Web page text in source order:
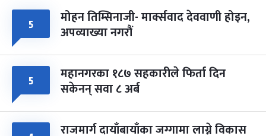
५ मोहन तिम्सिनाजी- मार्क्सवाद देववाणी होइन,
अपव्याख्या नगरौं
५ महानगरका १८७ सहकारीले फिर्ता दिन
सकेनन् सवा ८ अर्ब
राजमार्ग दायाँबायाँका जग्गामा लाग्ने विकास